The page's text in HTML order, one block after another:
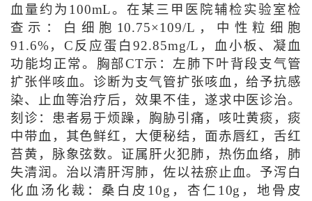
血量约为100mL。在某三甲医院辅检实验室检
查示：白细胞10.75×109/L，中性粒细胞
91.6%，C反应蛋白92.85mg/L，血小板、凝血
功能均正常。胸部CT示：左肺下叶背段支气管
扩张伴咳血。诊断为支气管扩张咳血，给予抗感
染、止血等治疗后，效果不佳，遂求中医诊治。
刻诊：患者易于烦躁，胸胁引痛，咳吐黄痰，痰
中带血，其色鲜红，大便秘结，面赤唇红，舌红
苔黄，脉象弦数。证属肝火犯肺，热伤血络，肺
失清润。治以清肝泻肺，佐以祛瘀止血。予泻白
化血汤化裁：桑白皮10g，杏仁10g，地骨皮